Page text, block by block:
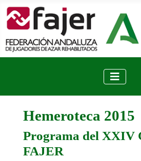
Hemeroteca 2015
Programa del XXIV
FAJER